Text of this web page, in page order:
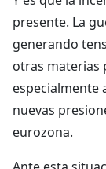
presente. La
generando
otras materias
especialmente
nuevas
eurozona.